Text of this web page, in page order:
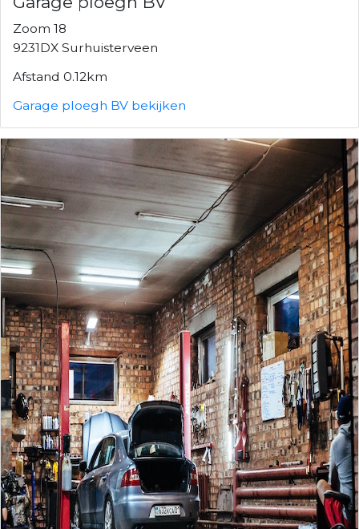
Zoom 18
9231DX Surhuisterveen
Afstand 0.12km
Garage ploegh BV bekijken